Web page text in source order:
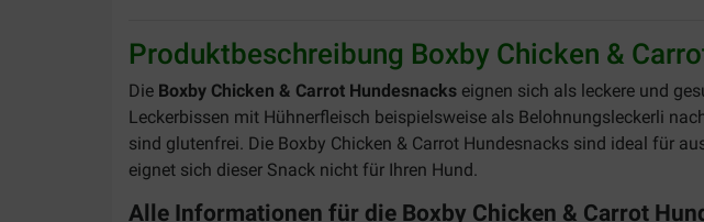
Produktbeschreibung Boxby Chicken &
Die Boxby Chicken & Carrot Hundesnacks eignen sich als leckere und
Leckerbissen mit Hühnerfleisch beispielsweise als Belohnungsleckerli
sind glutenfrei. Die Boxby Chicken & Carrot Hundesnacks sind ideal für
eignet sich dieser Snack nicht für Ihren Hund.
Alle Informationen für die Boxby Chicken & Carrot